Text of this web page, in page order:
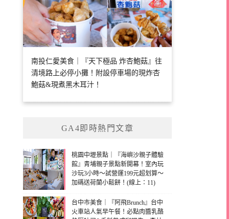
南投仁愛美食｜『天下極品 炸杏鮑菇』往
清境路上必停小攤！附設停車場的現炸杏
鮑菇&現煮黑木耳汁！
GA4即時熱門文章
桃園中壢景點｜『海嶼沙親子體驗
館』青埔親子景點新開幕！室內玩
沙玩3小時～試營運199元超划算～
加碼送荷蘭小鬆餅！(線上：11)
台中市美食｜『阿飛Brunch』台中
火車站人氣早午餐！必點肉醬乳酪